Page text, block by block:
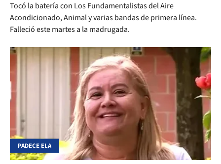
Tocó la batería con Los Fundamentalistas del Aire
Acondicionado, Animal y varias bandas de primera línea.
Falleció este martes a la madrugada.
PADECE ELA